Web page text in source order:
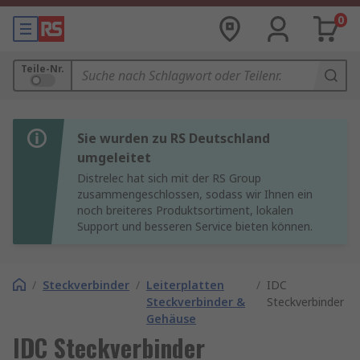
0
Teile-Nr.
Sie wurden zu RS Deutschland
umgeleitet
Distrelec hat sich mit der RS Group
zusammengeschlossen, sodass wir Ihnen ein
noch breiteres Produktsortiment, lokalen
Support und besseren Service bieten können.
/ Steckverbinder / Leiterplatten
Steckverbinder &
Gehäuse
/ IDC
Steckverbinder
IDC Steckverbinder